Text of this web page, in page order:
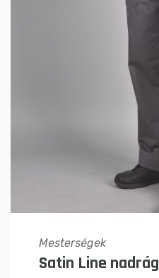
Mesterségek
Satin Line nadrág